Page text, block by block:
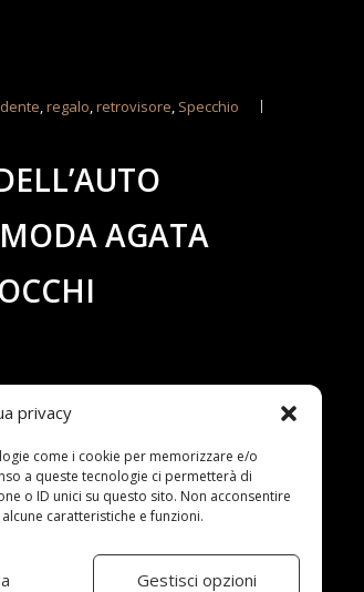
privacy
come i cookie per memorizzare e/o
a queste tecnologie ci permetterà di
o ID unici su questo sito. Non acconsentire
caratteristiche e funzioni.
Gestisci opzioni
,regalo,retrovisore, Specchio
AGATA